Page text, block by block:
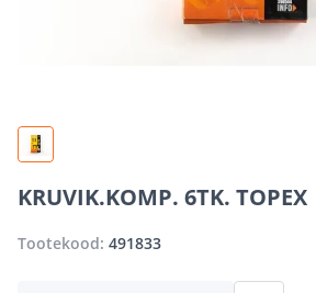
KRUVIK.KOMP. 6TK. TOPEX
Tootekood: 491833